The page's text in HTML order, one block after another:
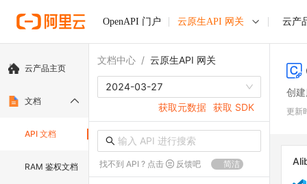
OpenAPI 门户 云原生API 网关 云产
云产品主页
文档
API 文档
RAM 鉴权文档
文档中心 / 云原生API 网关
2024-03-27
获取元数据 获取 SDK
找不到 API ? 点击 反馈吧 简洁
创
更新